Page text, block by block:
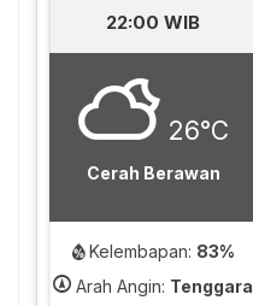
22:00 WIB
26°C
Cerah Berawan
Kelembapan: 83%
Arah Angin: Tenggara